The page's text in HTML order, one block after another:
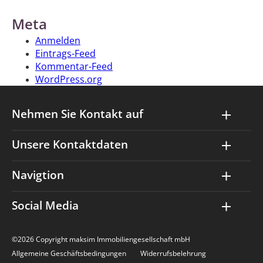
Meta
Anmelden
Eintrags-Feed
Kommentar-Feed
WordPress.org
Nehmen Sie Kontakt auf
Unsere Kontaktdaten
Navigtion
Social Media
©2026 Copyright maksim Immobiliengesellschaft mbH
Allgemeine Geschäftsbedingungen
Widerrufsbelehrung